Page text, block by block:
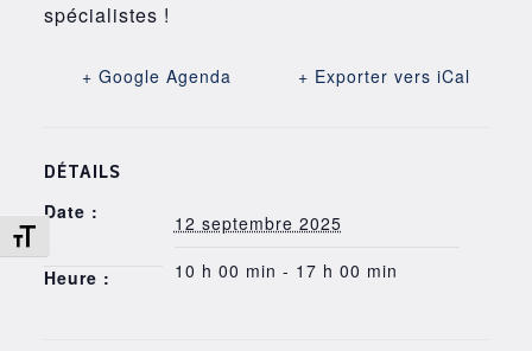
Changer la taille de la police
spécialistes !
+ Google Agenda + Exporter vers iCal
DÉTAILS
Date : 12 septembre 2025
Heure : 10 h 00 min - 17 h 00 min